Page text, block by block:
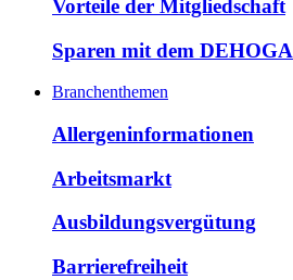
Vorteile der Mitgliedschaft
Sparen mit dem DEHOGA
Branchenthemen
Allergeninformationen
Arbeitsmarkt
Ausbildungsvergütung
Barrierefreiheit